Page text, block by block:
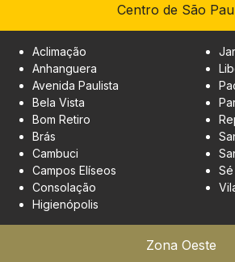
Centro de São
Zona Oeste
Aclimação
Anhanguera
Avenida Paulista
Bela Vista
Bom Retiro
Brás
Cambuci
Campos Elíseos
Consolação
Higienópolis
Sé